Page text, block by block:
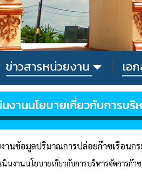
ข่าวสารหน่วยงาน เอ
งานนโยบายเกี่ยวกับการบ
านข้อมูลปริมาณการปล่อยก๊าซเรือนก
นินงานนโยบายเกี่ยวกับการบริหารจัดการก๊